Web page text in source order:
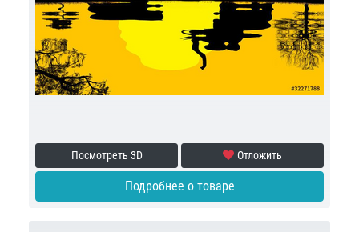
Посмотреть 3D Отложить
Подробнее о товаре